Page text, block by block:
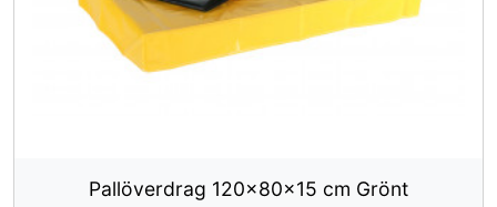
Pallöverdrag 120x80x15 cm Grönt